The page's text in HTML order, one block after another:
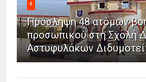
4
Πρόσληψη 48 ατόμων
προσωπικού στη Σχολή
Αστυφυλάκων